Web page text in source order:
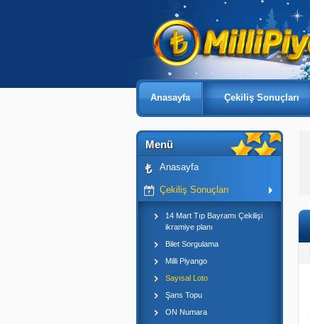
Anasayfa Çekiliş Sonuçları
Menü
Anasayfa
Çekiliş Sonuçları
14 Mart Tıp Bayramı Çekilişi
ikramiye planı
Bilet Sorgulama
Milli Piyango
Sayısal Loto
Şans Topu
ON Numara